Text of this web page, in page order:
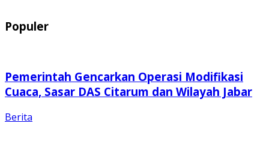
Populer
Pemerintah Gencarkan Operasi Modifikasi
Cuaca, Sasar DAS Citarum dan Wilayah Jabar
Berita